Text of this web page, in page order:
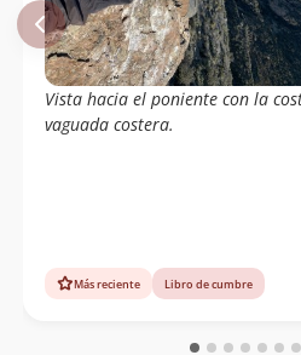
Vista hacia el poniente con la
vaguada costera.
Más reciente Libro de cumbre